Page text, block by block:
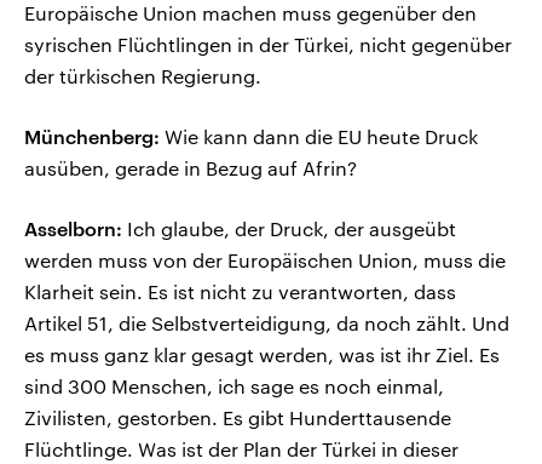
Europäische Union machen muss gegenüber den
syrischen Flüchtlingen in der Türkei, nicht gegenüber
der türkischen Regierung.
Münchenberg: Wie kann dann die EU heute Druck
ausüben, gerade in Bezug auf Afrin?
Asselborn: Ich glaube, der Druck, der ausgeübt
werden muss von der Europäischen Union, muss die
Klarheit sein. Es ist nicht zu verantworten, dass
Artikel 51, die Selbstverteidigung, da noch zählt. Und
es muss ganz klar gesagt werden, was ist ihr Ziel. Es
sind 300 Menschen, ich sage es noch einmal,
Zivilisten, gestorben. Es gibt Hunderttausende
Flüchtlinge. Was ist der Plan der Türkei in dieser